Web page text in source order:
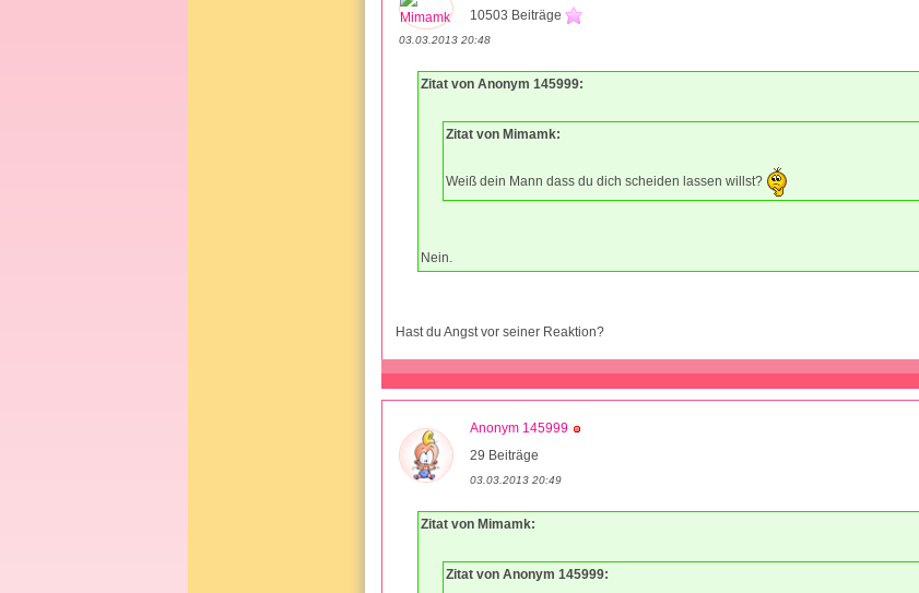
10503 Beiträge
03.03.2013 20:48
Zitat von Anonym 145999:
Zitat von Mimamk:
Weiß dein Mann dass du dich scheiden lassen willst?
Nein.
Hast du Angst vor seiner Reaktion?
Anonym 145999
29 Beiträge
03.03.2013 20:49
Zitat von Mimamk:
Zitat von Anonym 145999: